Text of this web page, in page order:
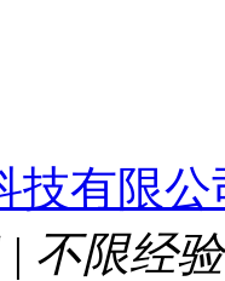
技有限公
| 不限经验